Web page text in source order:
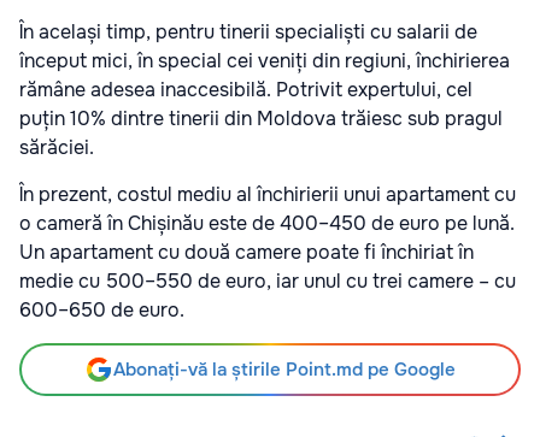
În același timp, pentru tinerii specialiști cu salarii de
început mici, în special cei veniți din regiuni, închirierea
rămâne adesea inaccesibilă. Potrivit expertului, cel
puțin 10% dintre tinerii din Moldova trăiesc sub pragul
sărăciei.
În prezent, costul mediu al închirierii unui apartament cu
o cameră în Chișinău este de 400–450 de euro pe lună.
Un apartament cu două camere poate fi închiriat în
medie cu 500–550 de euro, iar unul cu trei camere – cu
600–650 de euro.
Abonați-vă la știrile Point.md pe Google